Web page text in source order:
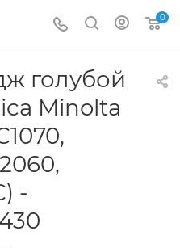
0
голубой
Minolta
-